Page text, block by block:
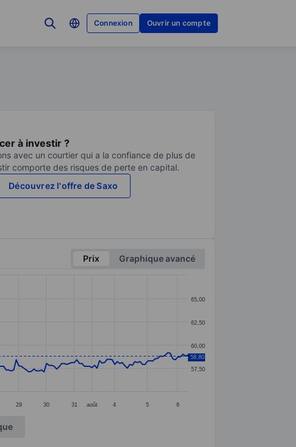
Connexion Ouvrir un compte
à investir ?
avec un courtier qui a la confiance de plus de
comporte des risques de perte en capital.
Découvrez l'offre de Saxo
Prix
Graphique avancé
29 30 31 août 4 5 6
57,50
60,00
62,50
65,00
58,80